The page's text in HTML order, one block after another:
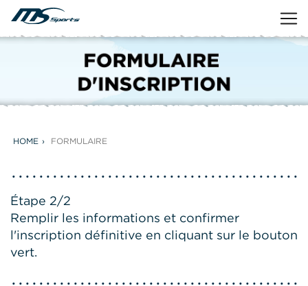
HOME FORMULAIRE
Étape 2/2
Remplir les informations et confirmer
l'inscription définitive en cliquant sur le bouton
vert.